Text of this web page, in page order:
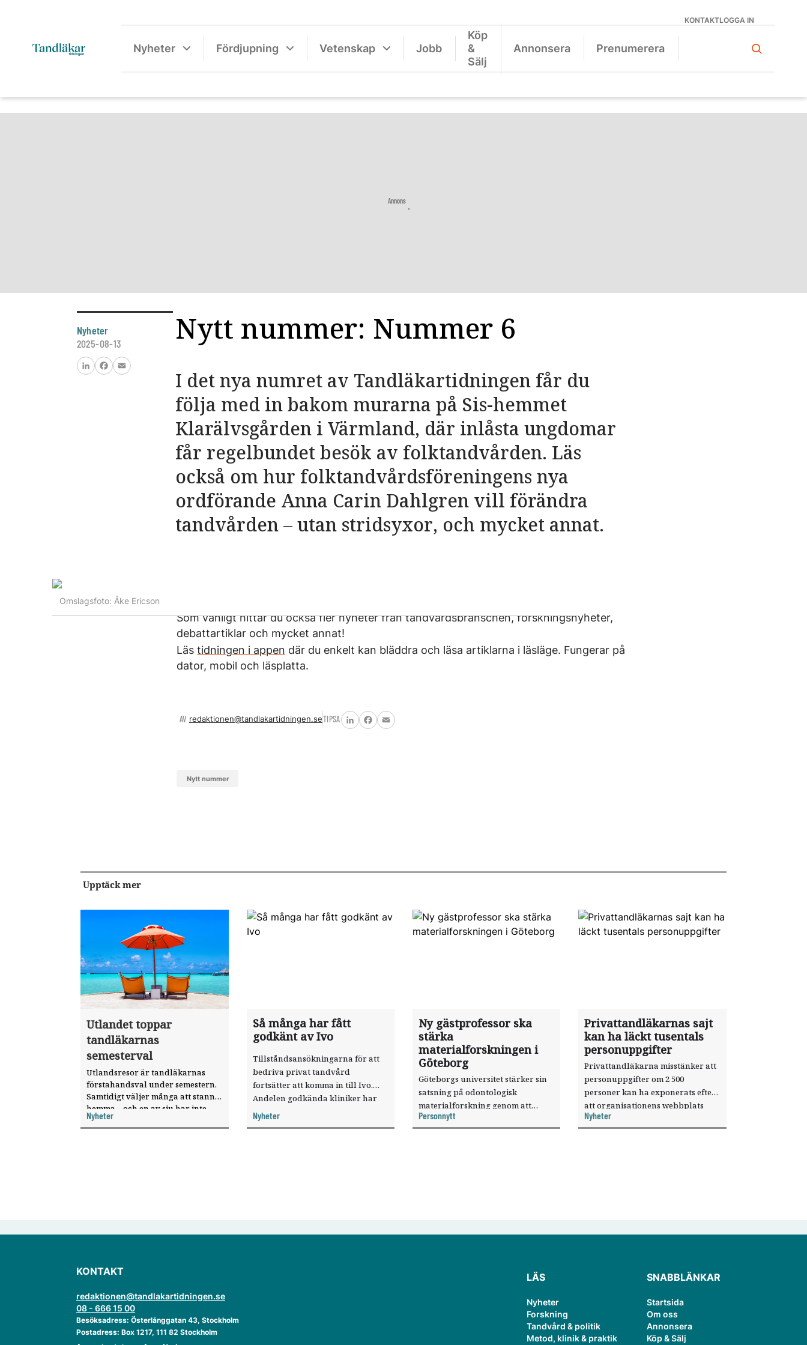
KONTAKTLOGGA IN
Nyheter Fördjupning Vetenskap Jobb
Köp
&
Sälj
Annonsera Prenumerera
Annons
Nyheter
2025-08-13
FacebookEmail
Nytt nummer: Nummer 6
I det nya numret av Tandläkartidningen får du
följa med in bakom murarna på Sis-hemmet
Klarälvsgården i Värmland, där inlåsta ungdomar
får regelbundet besök av folktandvården. Läs
också om hur folktandvårdsföreningens nya
ordförande Anna Carin Dahlgren vill förändra
tandvården – utan stridsyxor, och mycket annat.
Omslagsfoto: Åke Ericson
Som vanligt hittar du också fler nyheter från tandvårdsbranschen, forskningsnyheter,
debattartiklar och mycket annat!
Läs tidningen i appen där du enkelt kan bläddra och läsa artiklarna i läsläge. Fungerar på
dator, mobil och läsplatta.
AV redaktionen@tandlakartidningen.seTIPSA
LinkedInFacebook
Email
Nytt nummer
Upptäck mer
Utlandet toppar
tandläkarnas
semesterval
Utlandsresor är tandläkarnas
förstahandsval under semestern.
Samtidigt väljer många att stanna
hemma – och en av sju har inte
haft någon sommarledighet alls,
enligt "månadens fråga".
Nyheter
Så många har fått
godkänt av Ivo
Tillståndsansökningarna för att
bedriva privat tandvård
fortsätter att komma in till Ivo.
Andelen godkända kliniker har
ökat, visar nya siffror.
Nyheter
Ny gästprofessor ska
stärka
materialforskningen i
Göteborg
Göteborgs universitet stärker sin
satsning på odontologisk
materialforskning genom att
knyta forskaren Pekka Vallittu till
verksamheten som gästprofessor.
Personnytt
Privattandläkarnas sajt
kan ha läckt tusentals
personuppgifter
Privattandläkarna misstänker att
personuppgifter om 2 500
personer kan ha exponerats efter
att organisationens webbplats
utnyttjats genom en sårbarhet i ett
publiceringsverktyg.
Nyheter
KONTAKT
redaktionen@tandlakartidningen.se
08 - 666 15 00
Besöksadress: Österlånggatan 43, Stockholm
Postadress: Box 1217, 111 82 Stockholm
LÄS
Nyheter
Forskning
Tandvård & politik
Metod, klinik & praktik
SNABBLÄNKAR
Startsida
Om oss
Annonsera
Köp & Sälj